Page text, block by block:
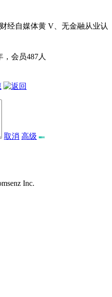
自媒体黄 V、无金融从业认
会员487人
取消 高级
Inc.